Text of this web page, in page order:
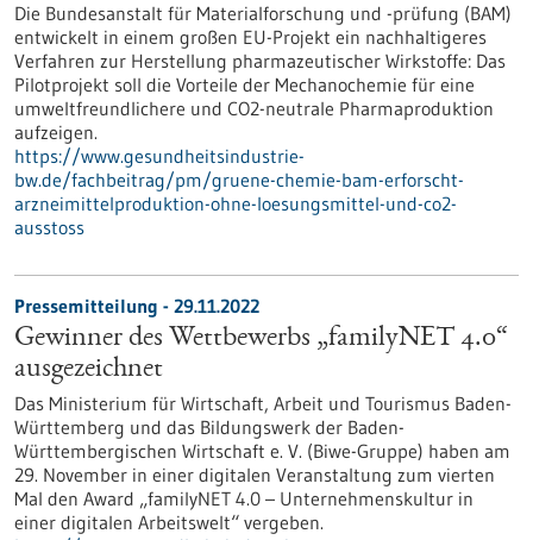
Die Bundesanstalt für Materialforschung und -prüfung (BAM)
entwickelt in einem großen EU-Projekt ein nachhaltigeres
Verfahren zur Herstellung pharmazeutischer Wirkstoffe: Das
Pilotprojekt soll die Vorteile der Mechanochemie für eine
umweltfreundlichere und CO2-neutrale Pharmaproduktion
aufzeigen.
https://www.gesundheitsindustrie-
bw.de/fachbeitrag/pm/gruene-chemie-bam-erforscht-
arzneimittelproduktion-ohne-loesungsmittel-und-co2-
ausstoss
Pressemitteilung - 29.11.2022
Gewinner des Wettbewerbs „familyNET 4.0“
ausgezeichnet
Das Ministerium für Wirtschaft, Arbeit und Tourismus Baden-
Württemberg und das Bildungswerk der Baden-
Württembergischen Wirtschaft e. V. (Biwe-Gruppe) haben am
29. November in einer digitalen Veranstaltung zum vierten
Mal den Award „familyNET 4.0 – Unternehmenskultur in
einer digitalen Arbeitswelt“ vergeben.